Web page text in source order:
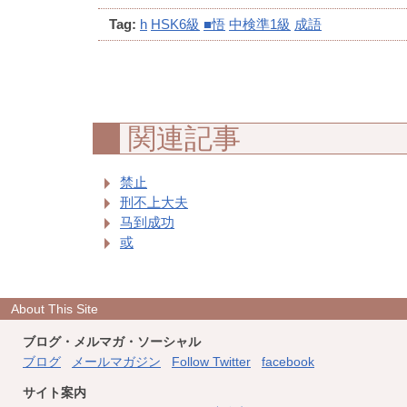
Tag: h HSK6級 ■悟 中検準1級 成語
関連記事
禁止
刑不上大夫
马到成功
或
About This Site
ブログ・メルマガ・ソーシャル
ブログ
メールマガジン Follow Twitter facebook
サイト案内